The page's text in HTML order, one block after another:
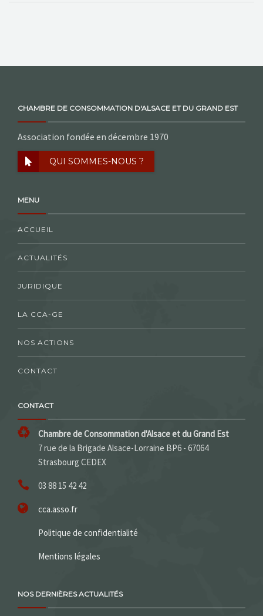
CHAMBRE DE CONSOMMATION D'ALSACE ET DU GRAND EST
Association fondée en décembre 1970
QUI SOMMES-NOUS ?
MENU
ACCUEIL
ACTUALITÉS
JURIDIQUE
LA CCA-GE
NOS ACTIONS
CONTACT
CONTACT
Chambre de Consommation d'Alsace et du Grand Est
7 rue de la Brigade Alsace-Lorraine BP6 - 67064
Strasbourg CEDEX
03 88 15 42 42
cca.asso.fr
Politique de confidentialité
Mentions légales
NOS DERNIÈRES ACTUALITÉS